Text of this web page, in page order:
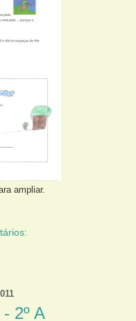
ampliar.
2º A